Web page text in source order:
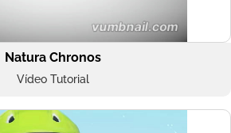
Natura Chronos
Vídeo Tutorial